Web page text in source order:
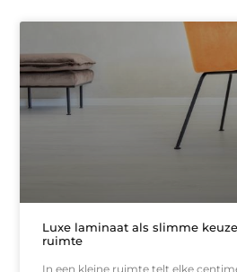
Luxe laminaat als slimme
ruimte
In een kleine ruimte telt elke